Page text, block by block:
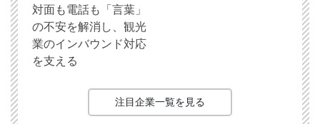
対面も電話も「言葉」
の不安を解消し、観光
業のインバウンド対応
を支える
注目企業一覧を見る